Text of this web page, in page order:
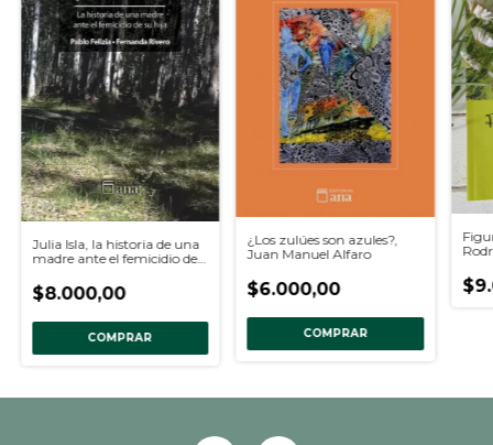
Julia Isla, la historia de una
madre ante el femicidio de
Fernanda Rivero
$8.000,00
COMPRAR
¿Los zulúes son azules?,
Juan Manuel Alfaro
$6.000,00